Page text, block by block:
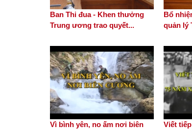
Ban Thi đua - Khen thưởng
Trung ương trao quyết...
Bổ
quản lý
Vì bình yên, no ấm nơi biên Viết